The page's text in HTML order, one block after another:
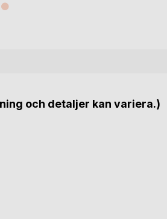
och detaljer kan variera.)